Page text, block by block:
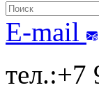
E-mail
тел.:+7